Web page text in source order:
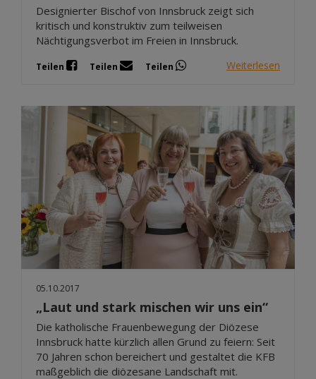
Designierter Bischof von Innsbruck zeigt sich
kritisch und konstruktiv zum teilweisen
Nächtigungsverbot im Freien in Innsbruck.
Teilen Teilen Teilen Weiterlesen
05.10.2017
„Laut und stark mischen wir uns ein“
Die katholische Frauenbewegung der Diözese
Innsbruck hatte kürzlich allen Grund zu feiern: Seit
70 Jahren schon bereichert und gestaltet die KFB
maßgeblich die diözesane Landschaft mit.